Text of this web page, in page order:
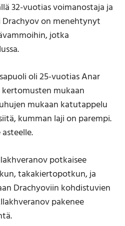
32-vuotias voimanostaja ja
on menehtynyt
jotka
oli 25-vuotias Anar
mukaan
mukaan katutappelu
kumman laji on parempi.
potkaisee
takakiertopotkun, ja
Drachyoviin kohdistuvien
pakenee